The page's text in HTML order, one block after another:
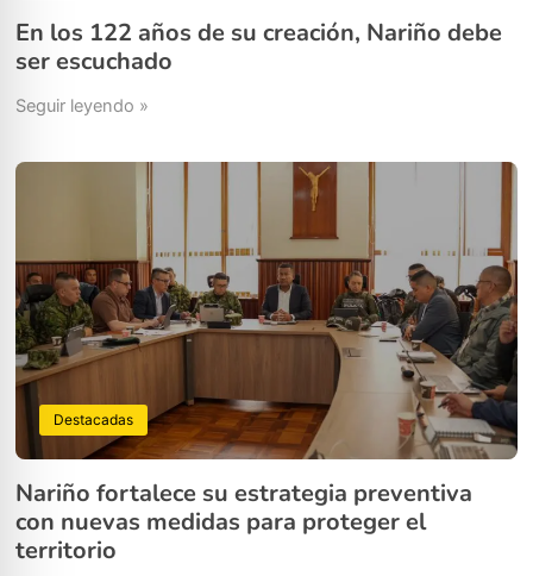
En los 122 años de su creación, Nariño debe
ser escuchado
Seguir leyendo »
Destacadas
Nariño fortalece su estrategia preventiva
con nuevas medidas para proteger el
territorio